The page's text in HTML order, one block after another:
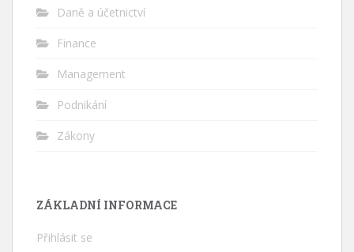
Daně a účetnictví
Finance
Management
Podnikání
Zákony
ZÁKLADNÍ INFORMACE
Přihlásit se